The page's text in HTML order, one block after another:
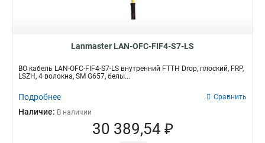
Lanmaster LAN-OFC-FIF4-S7-LS
ВО кабель LAN-OFC-FIF4-S7-LS внутренний FTTH Drop, плоский, FRP,
LSZH, 4 волокна, SM G657, белы...
Подробнее Сравнить
Наличие: В наличии
30 389,54 ₽